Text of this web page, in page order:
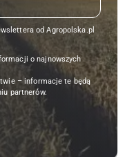
od Agropolska.pl
o najnowszych
– informacje te będą
partnerów.